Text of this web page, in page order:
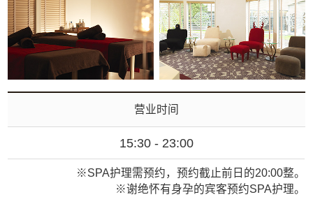
营业时间
15:30 - 23:00
※SPA护理需预约，预约截止前日的20:00整。
※谢绝怀有身孕的宾客预约SPA护理。